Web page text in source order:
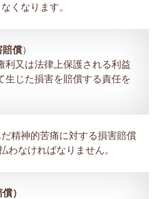
くなります。
賠償）
利又は法律上保護される利益
生じた損害を賠償する責任を
精神的苦痛に対する損害賠償
わなければなりません。
）